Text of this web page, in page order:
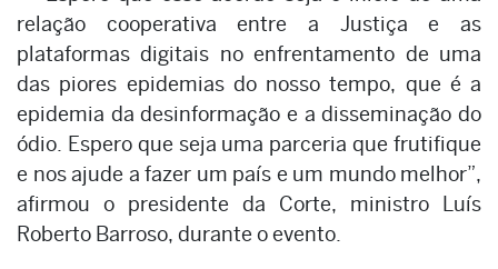
relação cooperativa entre a Justiça e as
plataformas digitais no enfrentamento de uma
das piores epidemias do nosso tempo, que é a
epidemia da desinformação e a disseminação do
ódio. Espero que seja uma parceria que frutifique
e nos ajude a fazer um país e um mundo melhor”,
afirmou o presidente da Corte, ministro Luís
Roberto Barroso, durante o evento.